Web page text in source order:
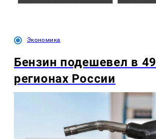
Экономика
Бензин подешевел в 49
регионах России